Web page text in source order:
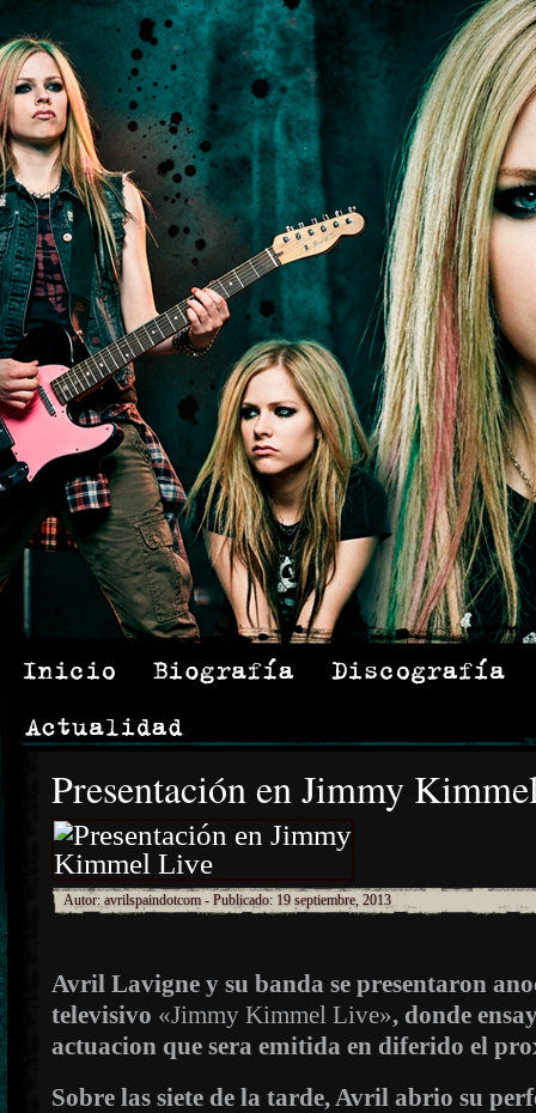
Presentación en Jimmy
Autor: avrilspaindotcom- Publicado: 19 septiembre, 2013
Avril Lavigne y su banda se presentaron
televisivo «Jimmy Kimmel Live», donde
actuacion que sera emitida en diferido el
Sobre las siete de la tarde, Avril abrio su